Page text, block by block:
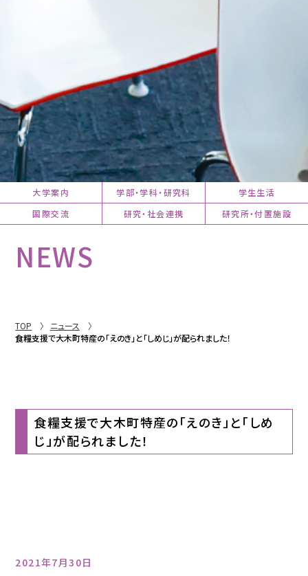
大学案内 学部・学科・研究科
学生生活
国際交流
研究・社会連携 研究所・付置施設
NEWS
TOP
ニュース
食糧支援で大木町特産の「えのき」と「しめじ」が配られました！
食糧支援で大木町特産の「えのき」と「しめ
じ」が配られました！
2021年7月30日